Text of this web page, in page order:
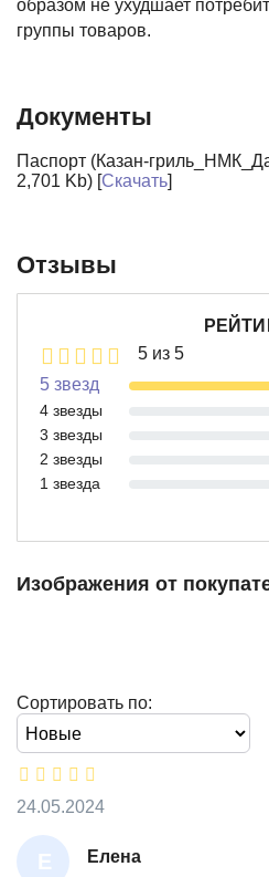
образом не ухудшает
группы товаров.
Документы
Паспорт (Казан-
2,701 Kb) [Скачать]
Отзывы
5 из 5
5 звезд
4 звезды
3 звезды
2 звезды
1 звезда
Изображения от
Сортировать по:
Е
Елена
24.05.2024